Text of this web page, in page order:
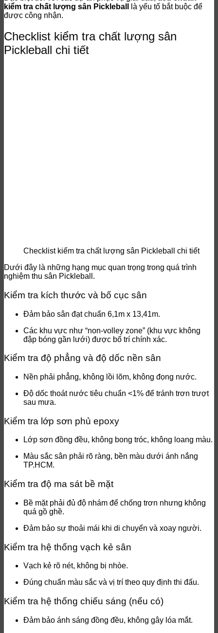
kiểm tra chất lượng sân Pickleball
là yếu tố bắt buộc để
được công nhận.
Checklist kiểm tra chất lượng sân
Pickleball chi tiết
Checklist kiểm tra chất lượng sân Pickleball chi tiết
Dưới đây là những hạng mục quan trọng trong quá trình
nghiệm thu sân Pickleball.
Kiểm tra kích thước và bố cục sân
Đảm bảo sân đạt chuẩn 6,1m x 13,41m.
Các khu vực như “non-volley zone” (khu vực không
đập bóng gần lưới) được bố trí chính xác.
Kiểm tra độ phẳng và độ dốc nền sân
Nền phải phẳng, không lồi lõm, không đọng nước.
Độ dốc thoát nước tiêu chuẩn <1% để tránh trơn trượt
sau mưa.
Kiểm tra lớp sơn phủ epoxy
Lớp sơn đồng đều, không bong tróc, không loang màu.
Màu sắc sân phải rõ ràng, bền màu dưới ánh nắng
TP.HCM.
Kiểm tra độ ma sát bề mặt
Bề mặt phải đủ độ nhám để chống trơn nhưng không
quá gồ ghề.
Đảm bảo sự thoải mái khi di chuyển và xoay người.
Kiểm tra hệ thống vạch kẻ sân
Vạch kẻ rõ nét, không bị nhòe.
Đúng chuẩn màu sắc và vị trí theo quy định thi đấu.
Kiểm tra hệ thống chiếu sáng (nếu có)
Đảm bảo ánh sáng đồng đều, không gây lóa mắt.